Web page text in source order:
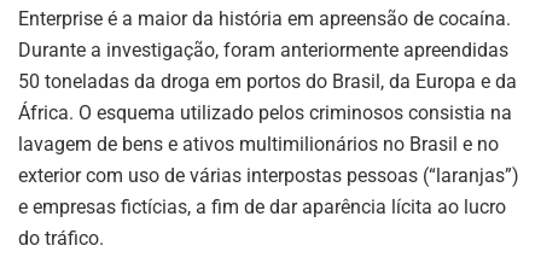
Enterprise é a maior da história em apreensão de cocaína.
Durante a investigação, foram anteriormente apreendidas
50 toneladas da droga em portos do Brasil, da Europa e da
África. O esquema utilizado pelos criminosos consistia na
lavagem de bens e ativos multimilionários no Brasil e no
exterior com uso de várias interpostas pessoas (“laranjas”)
e empresas fictícias, a fim de dar aparência lícita ao lucro
do tráfico.